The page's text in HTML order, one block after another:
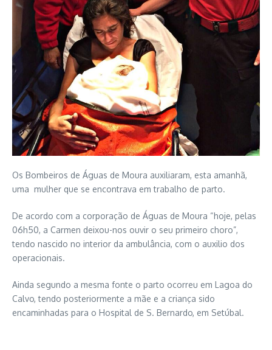
Os Bombeiros de Águas de Moura auxiliaram, esta amanhã,
uma mulher que se encontrava em trabalho de parto.
De acordo com a corporação de Águas de Moura “hoje, pelas
06h50, a Carmen deixou-nos ouvir o seu primeiro choro”,
tendo nascido no interior da ambulância, com o auxilio dos
operacionais.
Ainda segundo a mesma fonte o parto ocorreu em Lagoa do
Calvo, tendo posteriormente a mãe e a criança sido
encaminhadas para o Hospital de S. Bernardo, em Setúbal.